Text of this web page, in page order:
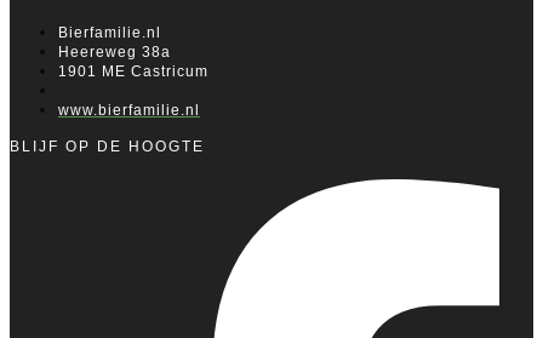
Bierfamilie.nl
Heereweg 38a
1901 ME Castricum
www.bierfamilie.nl
BLIJF OP DE HOOGTE